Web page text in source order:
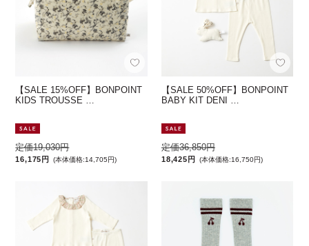
【SALE 15%OFF】BONPOINT
KIDS TROUSSE …
定価19,030円
16,175円 (本体価格:14,705円)
【SALE 50%OFF】BONPOINT
BABY KIT DENI …
定価36,850円
18,425円 (本体価格:16,750円)